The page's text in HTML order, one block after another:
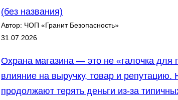
р
а
б
С
м
м
ы
(без названия)
Автор: ЧОП «Гранит Безопасность»
31.07.2026
Охрана магазина — это не «галочка для
влияние на выручку, товар и
продолжают терять деньги из‑за